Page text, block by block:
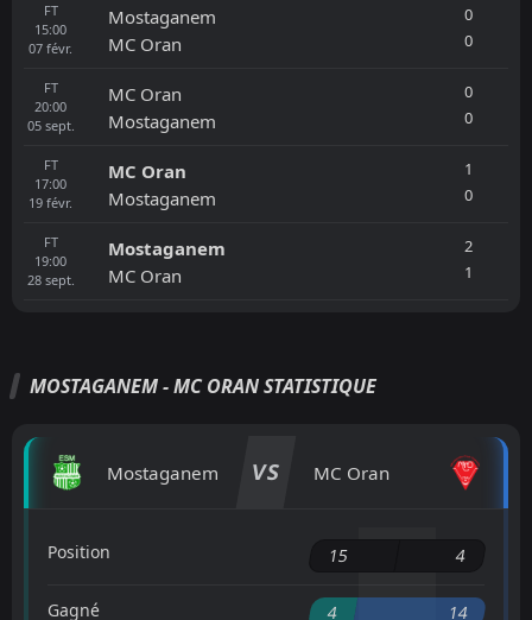
FT
15:00
07 févr.
Mostaganem
MC Oran
0
0
FT
20:00
05 sept.
MC Oran
Mostaganem
0
0
FT
17:00
19 févr.
MC Oran
Mostaganem
1
0
FT
19:00
28 sept.
Mostaganem
MC Oran
2
1
MOSTAGANEM - MC ORAN STATISTIQUE
Mostaganem VS MC Oran
Position 15 4
Gagné 4 14